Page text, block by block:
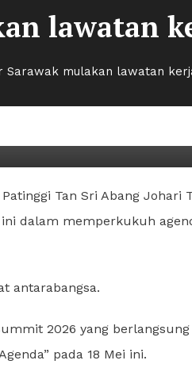
lawatan
Sarawak mulakan lawatan
Tan Sri Abang Johari
dalam memperkukuh
antarabangsa.
2026 yang
pada 18 Mei ini.